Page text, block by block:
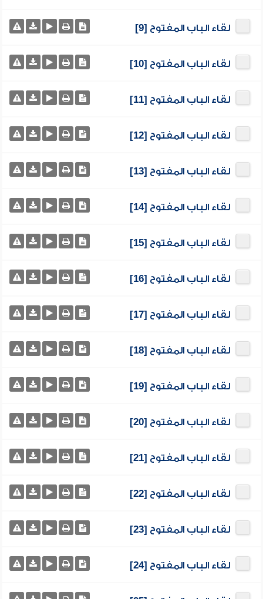
لقاء الباب المفتوح [9]
لقاء الباب المفتوح [10]
لقاء الباب المفتوح [11]
لقاء الباب المفتوح [12]
لقاء الباب المفتوح [13]
لقاء الباب المفتوح [14]
لقاء الباب المفتوح [15]
لقاء الباب المفتوح [16]
لقاء الباب المفتوح [17]
لقاء الباب المفتوح [18]
لقاء الباب المفتوح [19]
لقاء الباب المفتوح [20]
لقاء الباب المفتوح [21]
لقاء الباب المفتوح [22]
لقاء الباب المفتوح [23]
لقاء الباب المفتوح [24]